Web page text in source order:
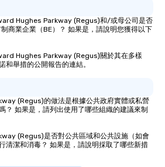
Hughes Parkway (Regus)和/或母公司是否
商業企業（BE）？ 如果是，請說明您獲得以下
Hughes Parkway (Regus)關於其在多樣
和舉措的公開報告的連結。
(Regus)的做法是根據公共政府實體或私營
？ 如果是，請列出使用了哪些組織的建議來制
(Regus)是否對公共區域和公共設施（如會
清潔和消毒？ 如果是，請說明採取了哪些新措